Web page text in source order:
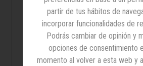
El impacto de la
en los síntomas de
fibromialgia
partir de tus hábitos de
incorporar funcionalidades de
Podrás cambiar de opinión y
opciones de consentimiento
momento al volver a esta web y